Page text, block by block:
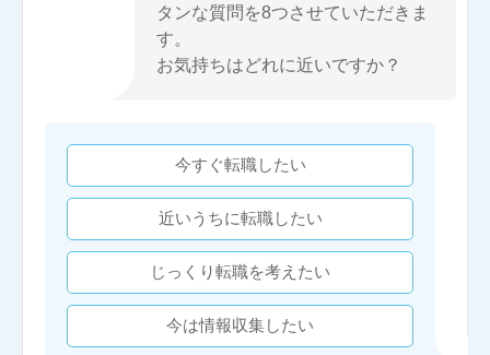
タンな質問を8つさせていただきま
す。
お気持ちはどれに近いですか？
今すぐ転職したい
近いうちに転職したい
じっくり転職を考えたい
今は情報収集したい